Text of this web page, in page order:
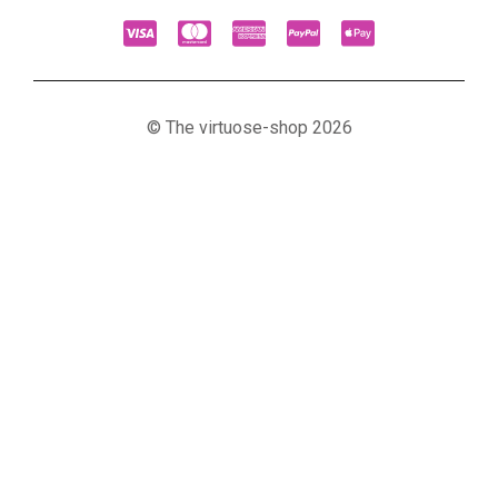
© The virtuose-shop 2026